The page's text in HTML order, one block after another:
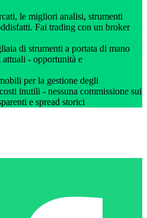
le migliori analisi, strumenti
Fai trading con un broker
di strumenti a portata di mano
attuali - opportunità e
per la gestione degli
inutili - nessuna commissione sui
e spread storici